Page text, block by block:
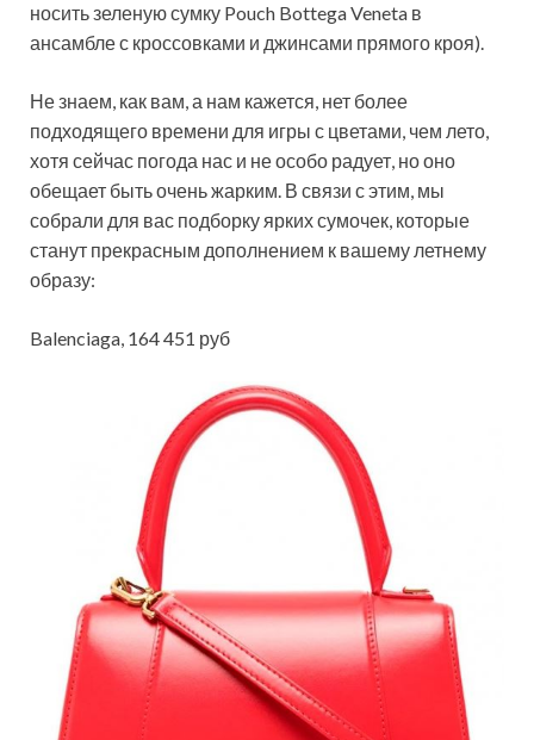
носить зеленую сумку Pouch Bottega Veneta в
ансамбле с кроссовками и джинсами прямого кроя).
Не знаем, как вам, а нам кажется, нет более
подходящего времени для игры с цветами, чем лето,
хотя сейчас погода нас и не особо радует, но оно
обещает быть очень жарким. В связи с этим, мы
собрали для вас подборку ярких сумочек, которые
станут прекрасным дополнением к вашему летнему
образу:
Balenciaga, 164 451 руб